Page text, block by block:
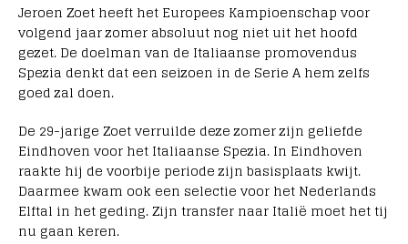
Jeroen Zoet heeft het Europees Kampioenschap voor
volgend jaar zomer absoluut nog niet uit het hoofd
gezet. De doelman van de Italiaanse promovendus
Spezia denkt dat een seizoen in de Serie A hem zelfs
goed zal doen.
De 29-jarige Zoet verruilde deze zomer zijn geliefde
Eindhoven voor het Italiaanse Spezia. In Eindhoven
raakte hij de voorbije periode zijn basisplaats kwijt.
Daarmee kwam ook een selectie voor het Nederlands
Elftal in het geding. Zijn transfer naar Italië moet het tij
nu gaan keren.